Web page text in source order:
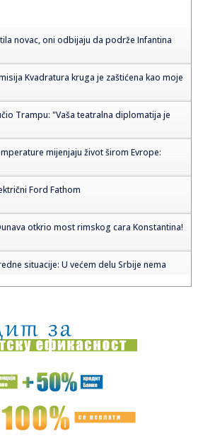
novac, oni odbijaju da podrže Infantina
Kvadratura kruga je zaštićena kao moje
Trampu: "Vaša teatralna diplomatija je
mijenjaju život širom Evrope:
Ford Fathom
otkrio most rimskog cara Konstantina!
situacije: U većem delu Srbije nema
zastrašivanje redakcije A1tv iz Novog
rekordnu temperaturu od 42,2 stepena
šta da traži – pogodio Zubairu VIDEO